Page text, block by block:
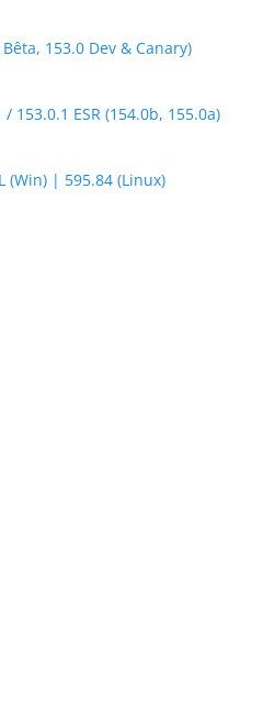
153.0 Dev & Canary)
ESR (154.0b, 155.0a)
(Win) | 595.84 (Linux)